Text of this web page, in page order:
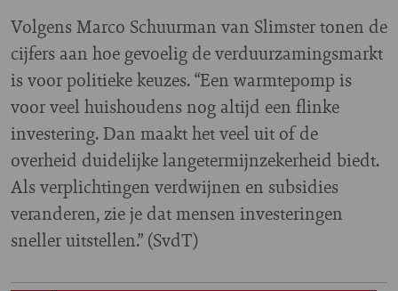
Volgens Marco Schuurman van Slimster tonen de
cijfers aan hoe gevoelig de verduurzamingsmarkt
is voor politieke keuzes. “Een warmtepomp is
voor veel huishoudens nog altijd een flinke
investering. Dan maakt het veel uit of de
overheid duidelijke langetermijnzekerheid biedt.
Als verplichtingen verdwijnen en subsidies
veranderen, zie je dat mensen investeringen
sneller uitstellen.” (SvdT)